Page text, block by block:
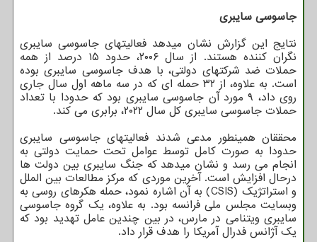
جاسوسی سایبری
نتایج این گزارش نشان میدهد فعالیتهای جاسوسی سایبری
نگران کننده هستند. از سال ۲۰۰۶، حدود ۱۵ درصد از همه
حملات ضد شرکتهای دولتی، با هدف جاسوسی سایبری بوده
است. به علاوه، از ۳۲ حمله ای که در سه ماهه اول سال جاری
روی داد، ۹ مورد آن جاسوسی سایبری بود که حدودا با تعداد
حملات جاسوسی سایبری کل سال ۲۰۲۲، برابری می کند.
محققان همینطور مدعی شدند فعالیتهای جاسوسی سایبری
حدودا به صورت کامل توسط عوامل تحت حمایت دولتی به
انجام می رسد و نشان میدهد که جنگ سایبری بین دولت ها
درحال افزایش است. آخرین موردی که مرکز مطالعات بین الملل
و استراتژیک (CSIS) به آن اشاره نمود، حمله هکرهای روسی به
وبسایت مجلس ملی فرانسه بود. به علاوه، یک گروه جاسوسی
سایبری ویتنامی در مارس، در بین چندین عامل تهدید بود که
یک آژانس فدرال آمریکا را هدف قرار داد.